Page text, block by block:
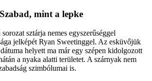
mint a lepke
sztárja nemes egyszerűséggel
jelképét Ryan Sweetinggel. Az esküvőjük
helyett ma már egy szépen kidolgozott
a nyaka alatti területet. A szárnyak nem
szimbólumai is.